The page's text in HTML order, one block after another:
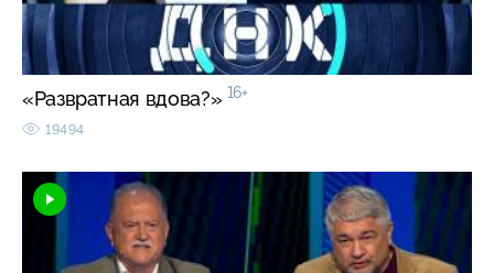
«Развратная вдова?» 16+
19494